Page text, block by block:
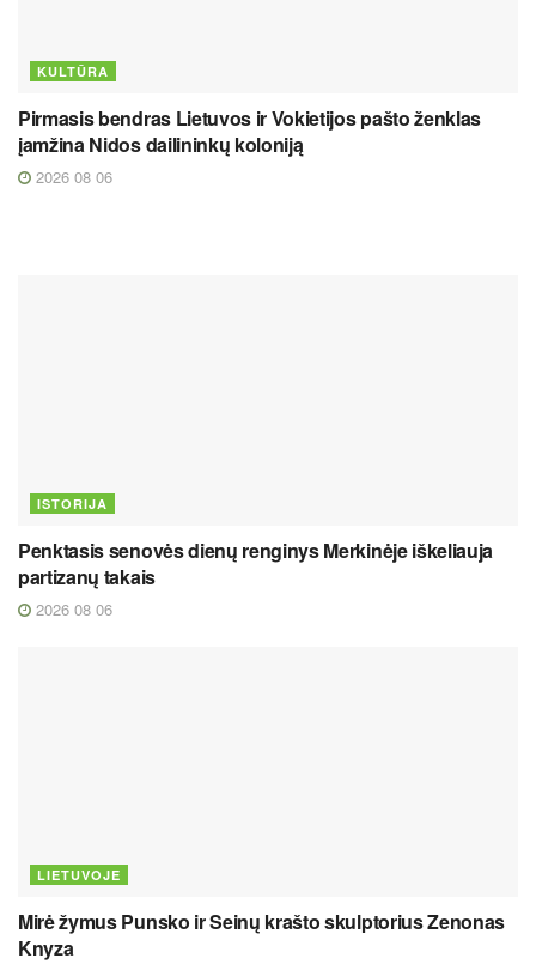
KULTŪRA
Pirmasis bendras Lietuvos ir Vokietijos pašto ženklas
įamžina Nidos dailininkų koloniją
2026 08 06
ISTORIJA
Penktasis senovės dienų renginys Merkinėje iškeliauja
partizanų takais
2026 08 06
LIETUVOJE
Mirė žymus Punsko ir Seinų krašto skulptorius Zenonas
Knyza